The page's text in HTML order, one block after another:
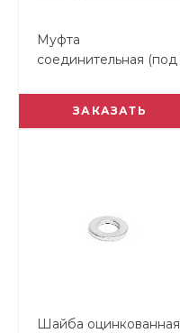
Муфта
соединительная (под
ЗАКАЗАТЬ
Шайба оцинкованная